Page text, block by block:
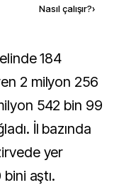
Nasıl çalışır?›
2 milyon 256
542 bin 99
İl bazında
yer
aştı.